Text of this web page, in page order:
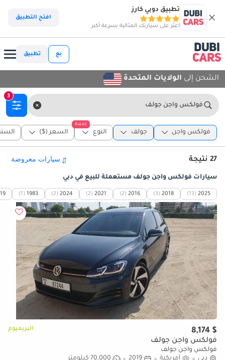
تطبيق دوبي كارز
اعثر على سيارتك المثالية بسرعة أكبر
افتح التطبيق
بع تطبيق
الشحن إلى الولايات المتحدة
فولكس واجن جولف
3
فولكس واجن جولف
جديدة
النوع السعر ($)
27 نتيجة
سيارات فولكس واجن جولف مستعملة للبيع في دبي
2025
(13)
2018
(3)
2016
(2)
2021
(2)
2024
(2)
1983
(1)
$ 8,174 البريميوم
فولكس واجن جولف
فولكس واجن جولف
دبي
أمريكية 2019
70,000 كيلومتر